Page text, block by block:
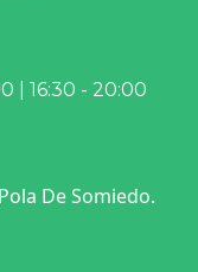
| 16:30 - 20:00
De Somiedo.